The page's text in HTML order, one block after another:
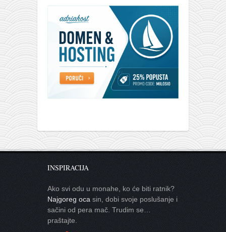
INSPIRACIJA
Ako svi odu u monahe, ko će biti ratnik?
Najgoreg oca sin, dobi svoje poslušanje i
sačini od pera mač. Trudim se…
praštajte.